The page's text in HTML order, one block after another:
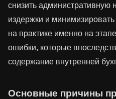
снизить административную
издержки и
на практике именно на
ошибки, которые
содержание внутренней
Основные причины